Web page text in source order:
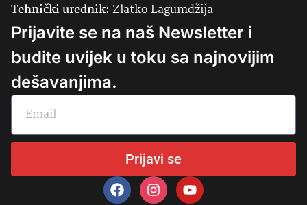
Tehnički urednik:Zlatko Lagumdžija
Prijavite se na naš Newsletter i
budite uvijek u toku sa najnovijim
dešavanjima.
Prijavi se